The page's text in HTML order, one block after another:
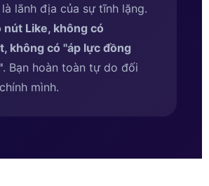
lãnh địa của sự tĩnh lặng.
nút Like, không có
không có ''áp lực đồng
. Bạn hoàn toàn tự do đối
mình.